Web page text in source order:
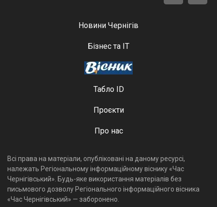
Новини Чернігів
Бізнес та ІТ
Табло ID
Проєкти
Про нас
Всі права на матеріали, опубліковані на даному ресурсі,
належать Регіональному інформаційному віснику «Час
Чернігівський». Будь-яке використання матеріалів без
письмового дозволу Регіонального інформаційного вісника
«Час Чернігівський» — заборонено.